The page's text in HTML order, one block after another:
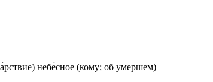
небе́сное (кому; об умершем)